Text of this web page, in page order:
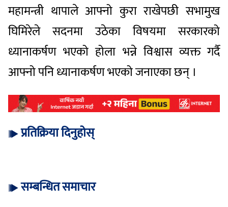
महामन्त्री थापाले आफ्नो कुरा राखेपछी सभामुख
घिमिरेले सदनमा उठेका विषयमा सरकारको
ध्यानाकर्षण भएको होला भन्ने विश्वास व्यक्त गर्दै
आफ्नो पनि ध्यानाकर्षण भएको जनाएका छन् ।
प्रतिक्रिया दिनुहोस्
सम्बन्धित समाचार